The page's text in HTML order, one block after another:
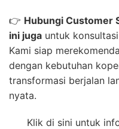
👉 Hubungi Customer
ini juga untuk konsultasi
Kami siap
dengan kebutuhan
transformasi berjalan
nyata.
Klik di sini untuk